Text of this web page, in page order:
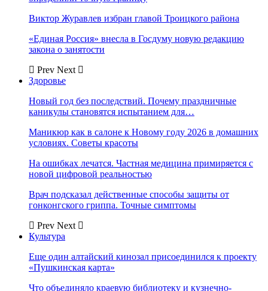
Виктор Журавлев избран главой Троицкого района
«Единая Россия» внесла в Госдуму новую редакцию
закона о занятости
Prev Next
Здоровье
Новый год без последствий. Почему праздничные
каникулы становятся испытанием для…
Маникюр как в салоне к Новому году 2026 в домашних
условиях. Советы красоты
На ошибках лечатся. Частная медицина примиряется с
новой цифровой реальностью
Врач подсказал действенные способы защиты от
гонконгского гриппа. Точные симптомы
Prev Next
Культура
Еще один алтайский кинозал присоединился к проекту
«Пушкинская карта»
Что объединяло краевую библиотеку и кузнечно-